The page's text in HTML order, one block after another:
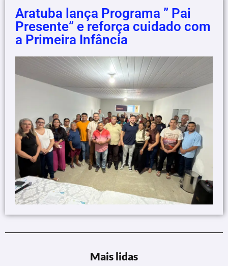
Aratuba lança Programa ” Pai
Presente” e reforça cuidado com
a Primeira Infância
Mais lidas